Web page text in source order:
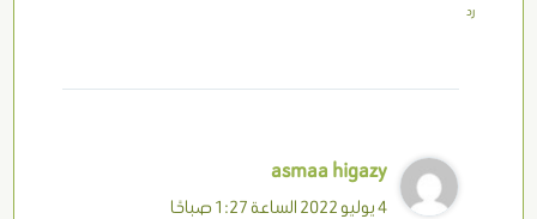
رد
asmaa higazy
4 يوليو 2022 الساعة 1:27 صباحًا